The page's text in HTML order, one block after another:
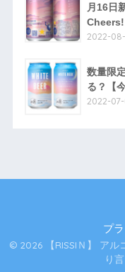
月16日
Cheers!
2022-
数量限
る？【
2022-
プ
© 2026 【RISSIＮ】 アル
り